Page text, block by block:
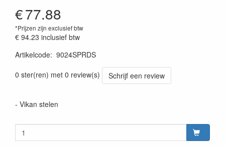
€77.88
*Prijzen zijn exclusief btw
€ 94.23 inclusief btw
Artikelcode: 9024SPRDS
0 ster(ren) met 0 review(s)
Schrijf een review
- Vikan stelen